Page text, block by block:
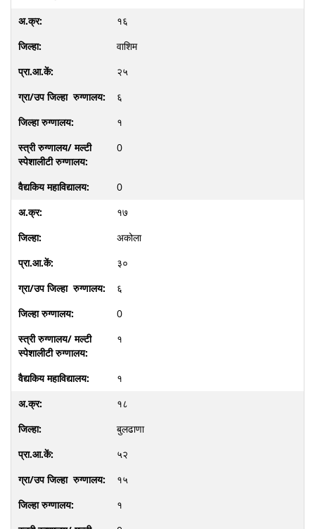
१६
वाशिम
२५
६
१
0
0
१७
अकोला
३०
६
0
१
१
१८
बुलढाणा
५२
१५
१